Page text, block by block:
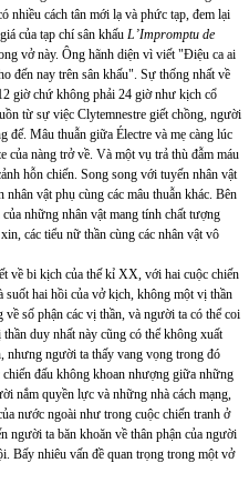
nhiều cách tân mới lạ và phức tạp, đem lại
của tạp chí sân khấu L’Impromptu de
vở này. Ông hãnh diện vì viết "Điệu ca ai
đến nay trên sân khấu". Sự thống nhất về
giờ chứ không phải 24 giờ như kịch cổ
từ sự việc Clytemnestre giết chồng, người
đế. Mâu thuẫn giữa Électre và mẹ càng lúc
của nàng trở về. Và một vụ trả thù đẫm máu
hỗn chiến. Song song với tuyến nhân vật
vật phụ cùng các mâu thuẫn khác. Bên
những nhân vật mang tính chất tượng
các tiểu nữ thần cùng các nhân vật vô
về bi kịch của thế kỉ XX, với hai cuộc chiến
hai hồi của vở kịch, không một vị thần
số phận các vị thần, và người ta có thể coi
duy nhất này cũng có thể không xuất
người ta thấy vang vọng trong đó
đấu không khoan nhượng giữa những
nắm quyền lực và những nhà cách mạng,
nước ngoài như trong cuộc chiến tranh ở
ta băn khoăn về thân phận của người
Bấy nhiêu vấn đề quan trọng trong một vở